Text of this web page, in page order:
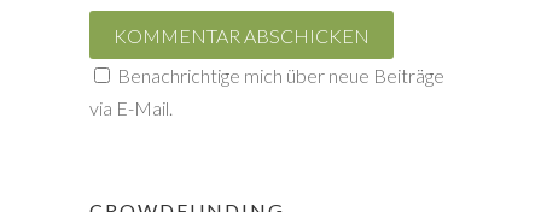
Benachrichtige mich über neue Beiträge
via E-Mail.